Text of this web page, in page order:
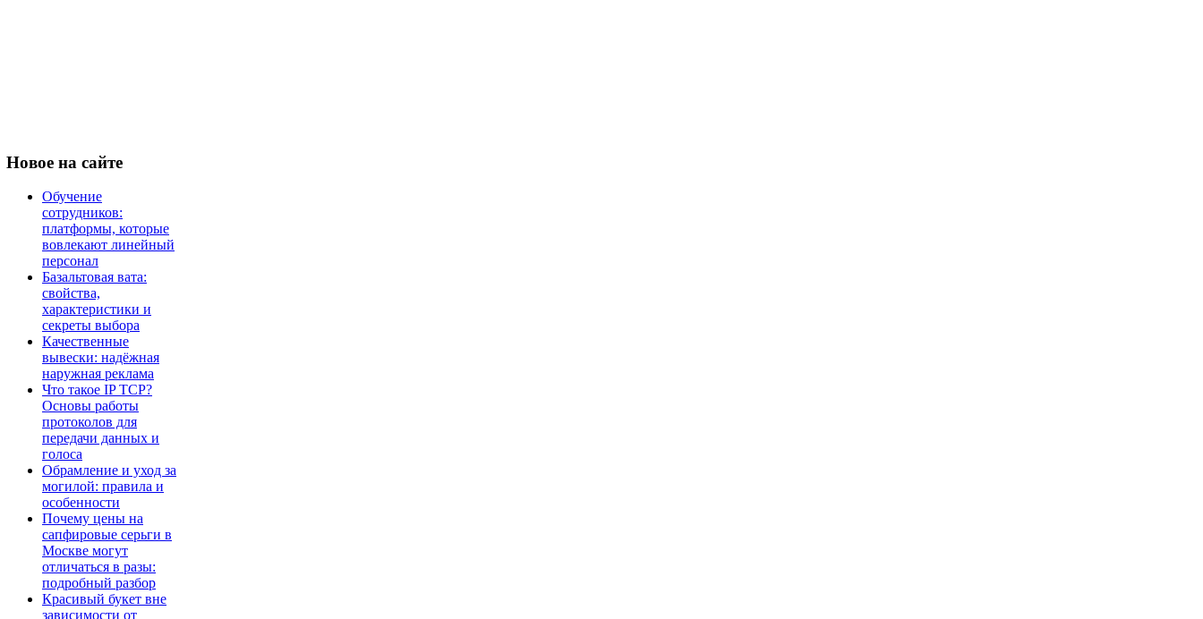
Новое на сайте
Обучение
сотрудников:
платформы, которые
вовлекают линейный
персонал
Базальтовая вата:
свойства,
характеристики и
секреты выбора
Качественные
вывески: надёжная
наружная реклама
Что такое IP TCP?
Основы работы
протоколов для
передачи данных и
голоса
Обрамление и уход за
могилой: правила и
особенности
Почему цены на
сапфировые серьги в
Москве могут
отличаться в разы:
подробный разбор
Красивый букет вне
зависимости от